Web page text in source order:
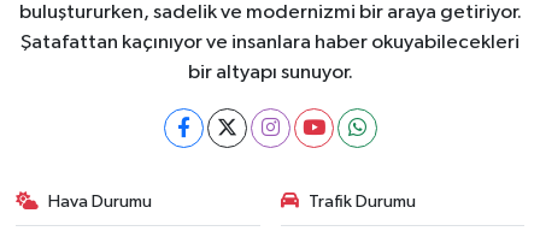
buluştururken, sadelik ve modernizmi bir araya getiriyor.
Şatafattan kaçınıyor ve insanlara haber okuyabilecekleri
bir altyapı sunuyor.
Hava Durumu Trafik Durumu